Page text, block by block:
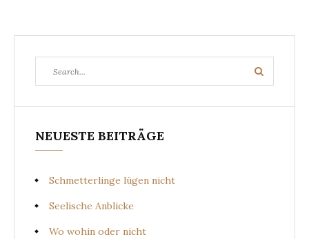
for:
Search
NEUESTE BEITRÄGE
Schmetterlinge lügen nicht
Seelische Anblicke
Wo wohin oder nicht